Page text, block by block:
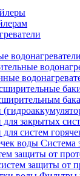
водонагреватели
закрытых
систем
Система
защиты от
защиты от